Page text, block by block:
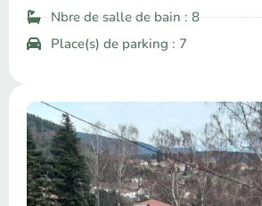
Nbre de salle de bain : 8
Place(s) de parking : 7